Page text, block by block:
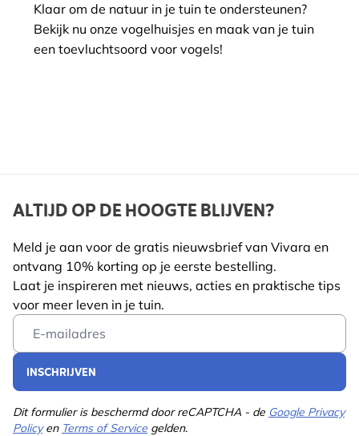
Klaar om de natuur in je tuin te ondersteunen?
Bekijk nu onze vogelhuisjes en maak van je tuin
een toevluchtsoord voor vogels!
ALTIJD OP DE HOOGTE BLIJVEN?
Meld je aan voor de gratis nieuwsbrief van Vivara en
ontvang 10% korting op je eerste bestelling.
Laat je inspireren met nieuws, acties en praktische tips
voor meer leven in je tuin.
Email Address
INSCHRIJVEN
Dit formulier is beschermd door reCAPTCHA - de Google Privacy
Policyen Terms of Service gelden.